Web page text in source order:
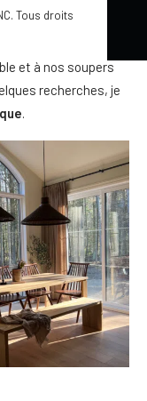
Tous droits
LÀ. On avait envie
dans le décor et
et à nos soupers
recherches, je
.